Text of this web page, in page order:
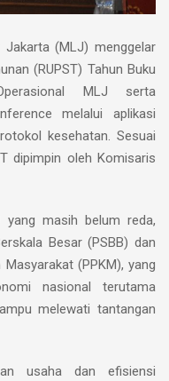
Jakarta (MLJ) menggelar
(RUPST) Tahun Buku
MLJ serta
melalui aplikasi
kesehatan. Sesuai
dipimpin oleh Komisaris
yang masih belum reda,
Besar (PSBB) dan
(PPKM), yang
nasional terutama
melewati tantangan
usaha dan efisiensi